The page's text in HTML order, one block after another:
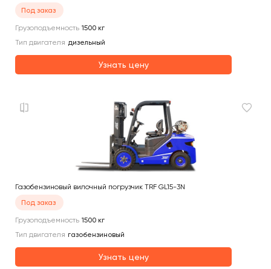
Под заказ
Грузоподъемность 1500 кг
Тип двигателя дизельный
Узнать цену
Газобензиновый вилочный погрузчик TRF GL15-3N
Под заказ
Грузоподъемность 1500 кг
Тип двигателя газобензиновый
Узнать цену